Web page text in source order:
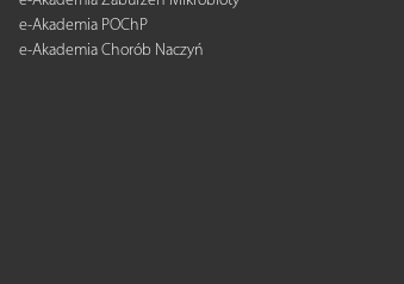
e-Akademia POChP
e-Akademia Chorób Naczyń